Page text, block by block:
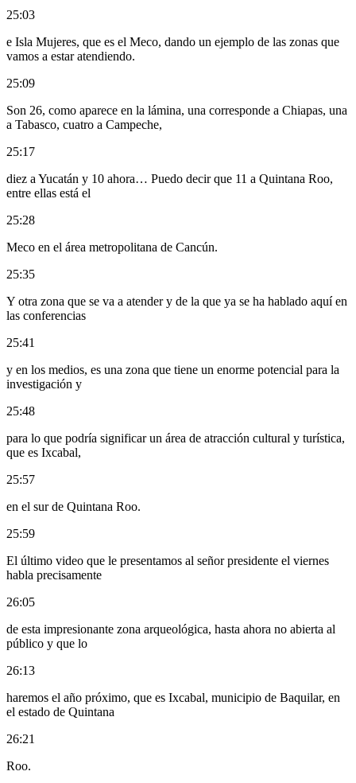
25:03
e Isla Mujeres, que es el Meco, dando un ejemplo de las zonas que
vamos a estar atendiendo.
25:09
Son 26, como aparece en la lámina, una corresponde a Chiapas, una
a Tabasco, cuatro a Campeche,
25:17
diez a Yucatán y 10 ahora… Puedo decir que 11 a Quintana Roo,
entre ellas está el
25:28
Meco en el área metropolitana de Cancún.
25:35
Y otra zona que se va a atender y de la que ya se ha hablado aquí en
las conferencias
25:41
y en los medios, es una zona que tiene un enorme potencial para la
investigación y
25:48
para lo que podría significar un área de atracción cultural y turística,
que es Ixcabal,
25:57
en el sur de Quintana Roo.
25:59
El último video que le presentamos al señor presidente el viernes
habla precisamente
26:05
de esta impresionante zona arqueológica, hasta ahora no abierta al
público y que lo
26:13
haremos el año próximo, que es Ixcabal, municipio de Baquilar, en
el estado de Quintana
26:21
Roo.